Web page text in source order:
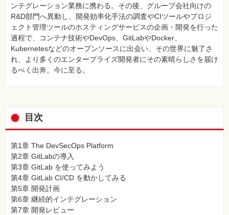
ンテグレーション業務に携わる。その後、グループ会社向けの
R&D部門へ異動し、開発効率化手法の調査やCIツールやプロジ
ェクト管理ツールのホスティングサービスの企画・開発を行った
過程で、コンテナ技術やDevOps、GitLabやDocker、
Kubernetesなどのオープンソースに出会い、その世界に魅了さ
れ、より多くのエンタープライズ開発者にその素晴らしさを届け
るべく出奔。今に至る。
目次
第1章 The DevSecOps Platform
第2章 GitLabの導入
第3章 GitLab を使ってみよう
第4章 GitLab CI/CD を動かしてみる
第5章 開発計画
第6章 継続的インテグレーション
第7章 開発レビュー